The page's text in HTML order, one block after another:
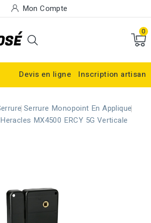
Mon Compte
0
Devis en ligne Inscription artisan
Serrure Monopoint En Applique
MX4500 ERCY 5G Verticale